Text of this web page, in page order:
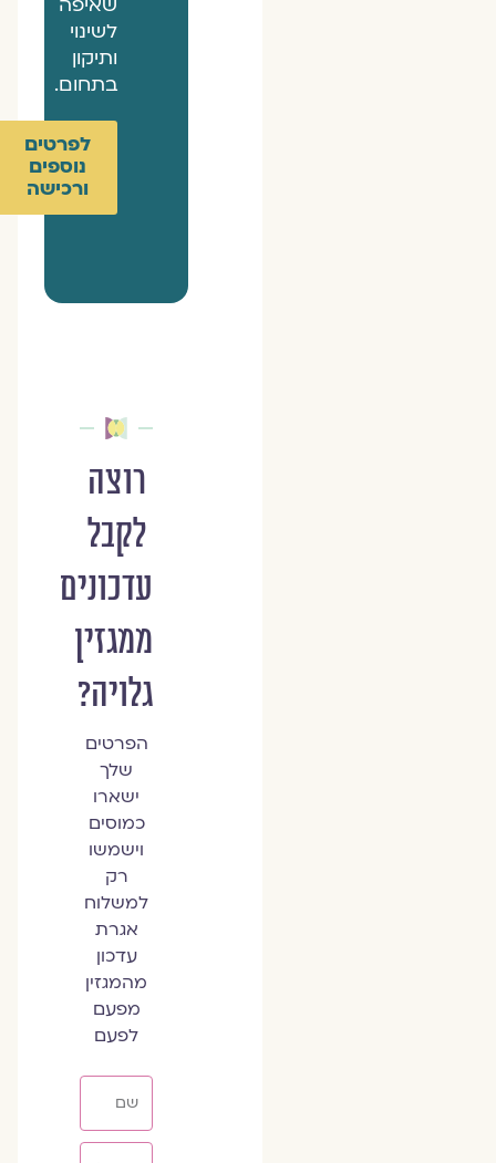
לשינוי
ותיקון
בתחום.
לפרטים
נוספים
ורכישה
רוצה
לקבל
עדכונים
ממגזין
גלויה?
הפרטים
שלך
ישארו
כמוסים
וישמשו
רק
למשלוח
אגרת
עדכון
מהמגזין
מפעם
לפעם